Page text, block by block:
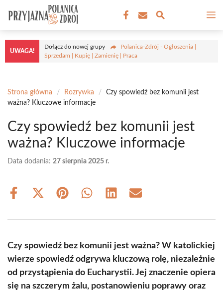
treści
UWAGA!
Dołącz do nowej grupy
Polanica-Zdrój - Ogłoszenia |
Sprzedam | Kupię | Zamienię | Praca
Strona główna / Rozrywka /
Czy spowiedź bez komunii jest
ważna? Kluczowe informacje
Czy spowiedź bez komunii jest
ważna? Kluczowe informacje
Data dodania: 27 sierpnia 2025 r.
Share
Share
(Twitter)
Share Share Share Share
Czy spowiedź bez komunii jest ważna? W katolickiej
wierze spowiedź odgrywa kluczową rolę, niezależnie
od przystąpienia do Eucharystii. Jej znaczenie opiera
się na szczerym żalu, postanowieniu poprawy oraz